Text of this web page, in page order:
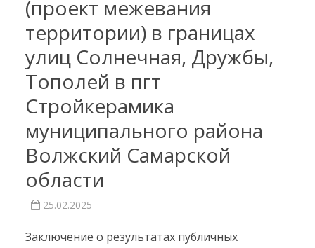
(проект межевания
территории) в границах
улиц Солнечная, Дружбы,
Тополей в пгт
Стройкерамика
муниципального района
Волжский Самарской
области
25.02.2025
Заключение о результатах публичных